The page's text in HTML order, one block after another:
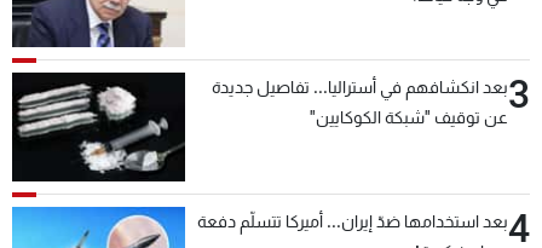
3بعد انكشافهم في أستراليا... تفاصيل جديدة
عن توقيف "شبكة الكوكايين"
4بعد استخدامها ضدّ إيران... أميركا تتسلّم دفعة